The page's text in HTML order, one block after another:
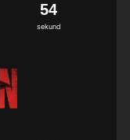
o
w
a
sekund
51
2